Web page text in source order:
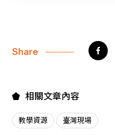
Share
相關文章內容
教學資源 臺灣現場